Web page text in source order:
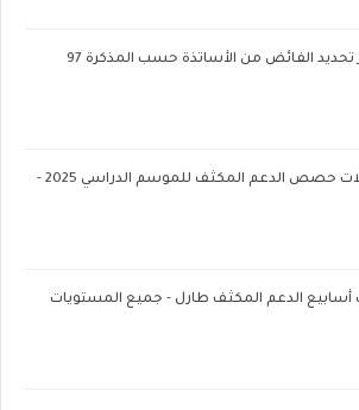
تحديد الفائض من الأساتذة حسب المذكرة 97
كبسولات حصص الدعم المكثف للموسم الدراسي 2025 -
أسابيع الدعم المكثف طارل - جميع المستويات